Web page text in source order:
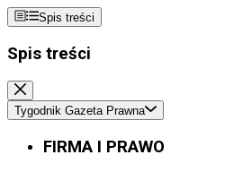
Spis treści
Spis treści
Tygodnik Gazeta Prawna
FIRMA I PRAWO